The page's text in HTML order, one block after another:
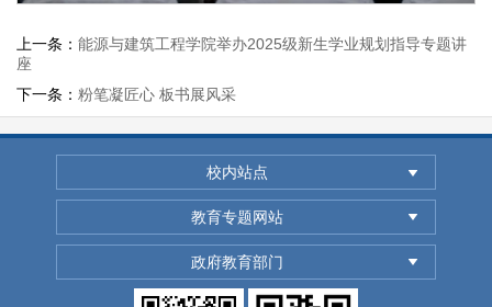
上一条： 能源与建筑工程学院举办2025级新生学业规划指导专题讲
座
下一条： 粉笔凝匠心 板书展风采
校内站点
教育专题网站
政府教育部门